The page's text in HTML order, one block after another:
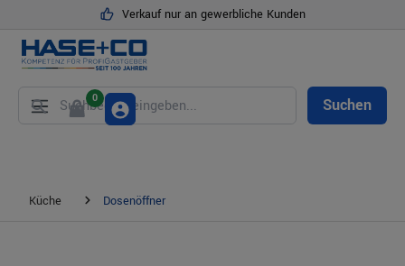
Verkauf nur an gewerbliche Kunden
Suchen
0
Küche Dosenöffner